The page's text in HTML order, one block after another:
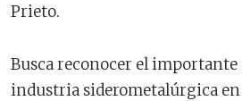
Prieto.
Busca reconocer el importante
industria siderometalúrgica en